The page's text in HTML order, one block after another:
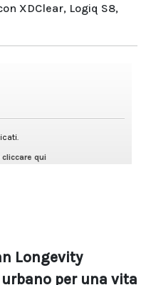
XDClear, Logiq S8,
Longevity
per una vita